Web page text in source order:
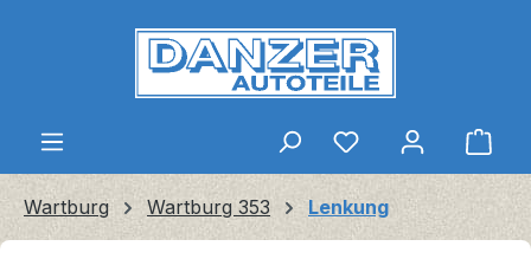
Zum Hauptinhalt springen
Wartburg Wartburg 353 Lenkung